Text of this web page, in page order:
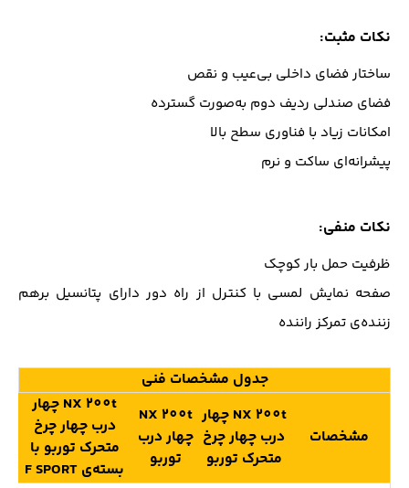
نکات مثبت:
ساختار فضای داخلی بی‌عیب و نقص
فضای صندلی ردیف دوم به‌صورت گسترده
امکانات زیاد با فناوری سطح بالا
پیشرانه‌ای ساکت و نرم
نکات منفی:
ظرفیت حمل بار کوچک
صفحه نمایش لمسی با کنترل از راه دور دارای پتانسیل برهم
زننده‌ی تمرکز راننده
جدول مشخصات فنی
مشخصات
NX 200t چهار
درب چهار چرخ
متحرک توربو
NX 200t
چهار درب
توربو
NX 200t چهار
درب چهار چرخ
متحرک توربو با
بسته‌ی F SPORT